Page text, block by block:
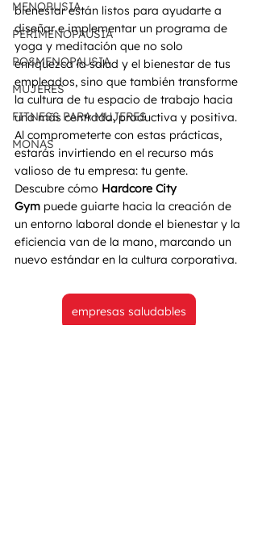
MENOPUSIA
PERIMENOPAUSIA
POSMENOPAUSIA
MUJERES
FITNESS PARA MUJERES
MONAS
bienestar están listos para ayudarte a
diseñar e implementar un programa de
yoga y meditación que no solo
enriquezca la salud y el bienestar de tus
empleados, sino que también transforme
la cultura de tu espacio de trabajo hacia
una más centrada, productiva y positiva.
Al comprometerte con estas prácticas,
estarás invirtiendo en el recurso más
valioso de tu empresa: tu gente.
Descubre cómo Hardcore City
Gym puede guiarte hacia la creación de
un entorno laboral donde el bienestar y la
eficiencia van de la mano, marcando un
nuevo estándar en la cultura corporativa.
empresas saludables